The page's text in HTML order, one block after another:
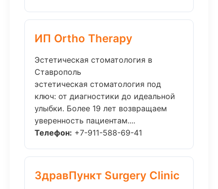
ИП Ortho Therapy
Эстетическая стоматология в
Ставрополь
эстетическая стоматология под
ключ: от диагностики до идеальной
улыбки. Более 19 лет возвращаем
уверенность пациентам....
Телефон: +7-911-588-69-41
ЗдравПункт Surgery Clinic